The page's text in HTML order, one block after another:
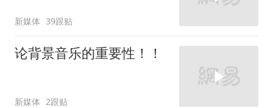
新媒体 39跟贴
论背景音乐的重要性！！
新媒体 2跟贴